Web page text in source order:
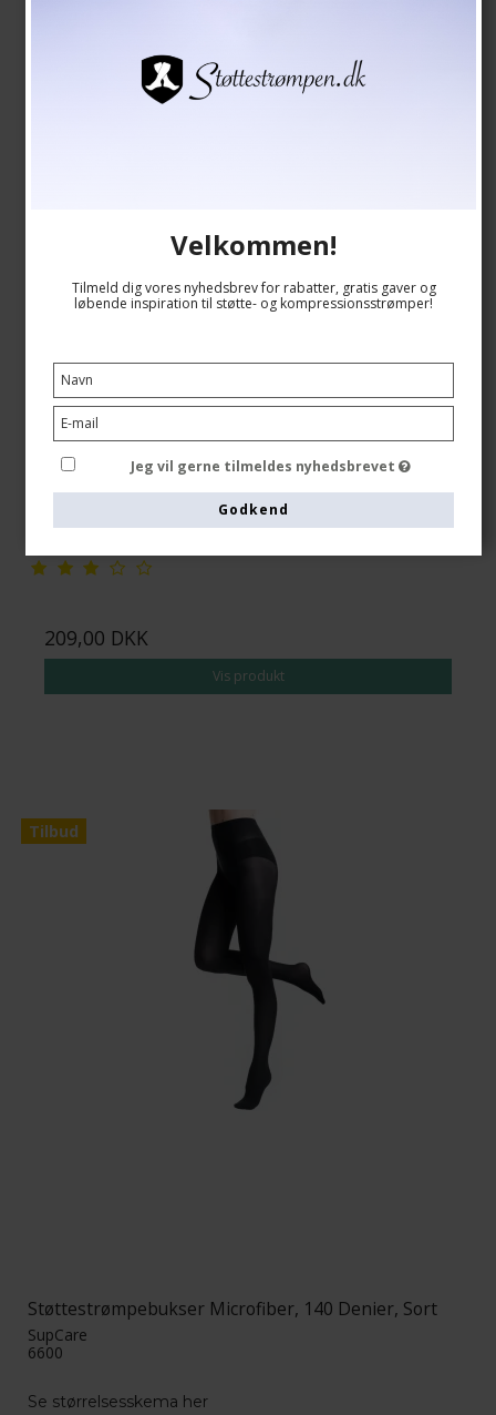
Støttestrømpebukser Nylon, 140 Denier, Sort
9050
209,00 DKK
Vis produkt
Tilbud
Støttestrømpebukser Microfiber, 140 Denier, Sort
SupCare
6600
Se størrelsesskema her
Velkommen!
Tilmeld dig vores nyhedsbrev for rabatter, gratis gaver og
løbende inspiration til støtte- og kompressionsstrømper!
Jeg vil gerne tilmeldes nyhedsbrevet
Godkend